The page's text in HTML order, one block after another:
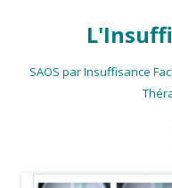
SAOS par Insuffisance